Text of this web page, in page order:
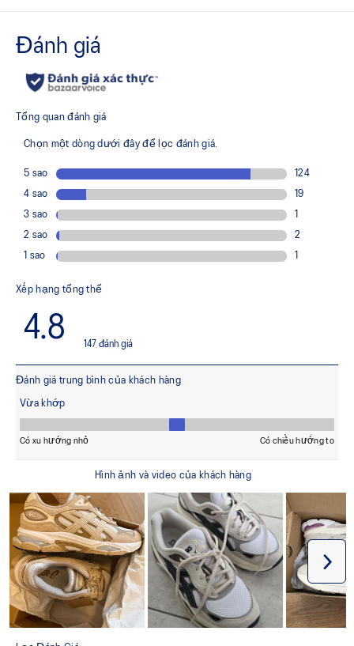
Suede overlays for a premium, heritage feel.
Rearfoot and forefoot GEL™ technology
Shock-attenuating material placed in the midsole of the
This foam from our running collection has been re-tuned for
standard cushioning materials.
TPU TRUSSTIC™ technology
This support unit helps increase stability.
Walking-specific flex grooves to support natural
movement.
Smooth heel to toe transition
facilitates more natural heel to toe transitions.